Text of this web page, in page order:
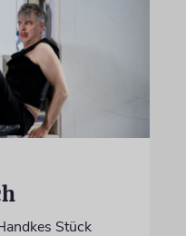
Stück